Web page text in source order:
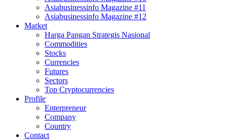
Asiabusinessinfo Magazine #11
Asiabusinessinfo Magazine #12
Market
Harga Pangan Strategis Nasional
Commodities
Stocks
Currencies
Futures
Sectors
Top Cryptocurrencies
Profile
Enterpreneur
Company
Country
Contact